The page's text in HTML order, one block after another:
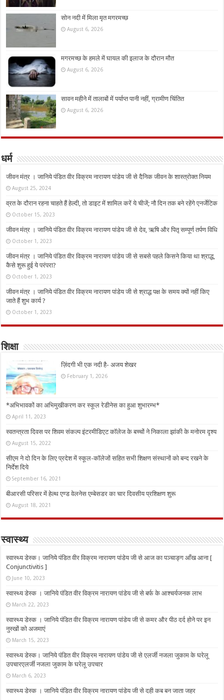
सोन नदी में मिला मृत मगरमच्छ
August 6, 2026
मगरमच्छ के हमले में घायल की इलाज के दौरान मौत
August 6, 2026
सावन महीने में तालाबों में पर्याप्त पानी नहीं, ग्रामीण चिंतित
August 6, 2026
धर्म
जीवन मंत्र । जानिये पंडित वीर विक्रम नारायण पांडेय जी से दैनिक जीवन के शास्त्रोक्त नियम
August 25, 2024
व्रत के दौरान रहना चाहते हैं हेल्दी, तो डाइट में शामिल करें ये चीजें; नौ दिन तक बने रहेंगे एनर्जेटिक
October 15, 2023
जीवन मंत्र । जानिये पंडित वीर विक्रम नारायण पांडेय जी से देव, ऋषि और पितृ सम्पूर्ण तर्पण विधि
October 1, 2023
जीवन मंत्र । जानिये पंडित वीर विक्रम नारायण पांडेय जी से सबसे पहले किसने किया था श्राद्ध,
कैसे शुरू हुई ये परंपरा?
October 1, 2023
जीवन मंत्र । जानिये पंडित वीर विक्रम नारायण पांडेय जी से श्राद्ध पक्ष के समय क्यों नहीं किए
जाते हैं शुभ कार्य ?
October 1, 2023
शिक्षा
ज़िंदगी भी एक नदी है- अजय शेखर
February 1, 2026
*अभिभावकों का अभिमुखीकरण कर स्कूल रेडीनेस का हुआ शुभारम्भ*
April 11, 2023
स्वतन्त्रता दिवस पर शिवम संकल्प इंटरमीडिएट कॉलेज के बच्चों ने निकाला झांकी के मनोरम दृश्य
August 15, 2022
सीएम ने दो दिन के लिए प्रदेश में स्कूल-कॉलेजों सहित सभी शिक्षण संस्थानों को बन्द रखने के
निर्देश दिये
September 16, 2021
बीआरसी परिसर में हेल्थ एण्ड वेलनेस एम्बेसडर का चार दिवसीय प्रशिक्षण शुरू
August 18, 2021
स्वास्थ्य
स्वास्थ्य डेस्क। जानिये पंडित वीर विक्रम नारायण पांडेय जी से आज का पञ्चाङ्ग आँख आना [
Conjunctivitis ]
June 10, 2023
स्वास्थ्य डेस्क । जानिये पंडित वीर विक्रम नारायण पांडेय जी से बर्फ के आश्चर्यजनक लाभ
March 22, 2023
स्वास्थ्य डेस्क । जानिये पंडित वीर विक्रम नारायण पांडेय जी से कमर और पीठ दर्द होने पर इन
नुस्‍खों को अजमाएं
March 15, 2023
स्वास्थ्य डेस्क। जानिये पंडित वीर विक्रम नारायण पांडेय जी से एलर्जी नजला जुकाम के घरेलू
उपचारएलर्जी नजला जुकाम के घरेलू उपचार
March 6, 2023
स्वास्थ्य डेस्क । जानिये पंडित वीर विक्रम नारायण पांडेय जी से दही कब बन जाता जहर